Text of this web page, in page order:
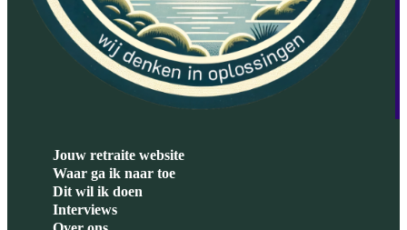
Jouw retraite website
Waar ga ik naar toe
Dit wil ik doen
Interviews